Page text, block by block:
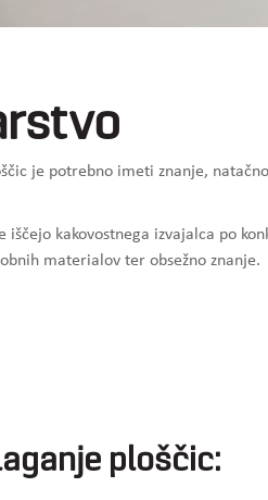
je potrebno imeti znanje,
iščejo kakovostnega izvajalca po
materialov ter obsežno znanje.
ploščic: